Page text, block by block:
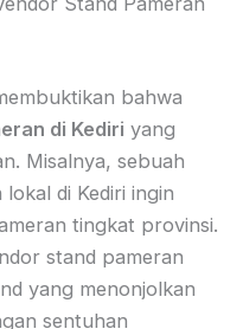
bahwa
di Kediri yang
Misalnya, sebuah
di Kediri ingin
tingkat provinsi.
stand pameran
yang menonjolkan
sentuhan